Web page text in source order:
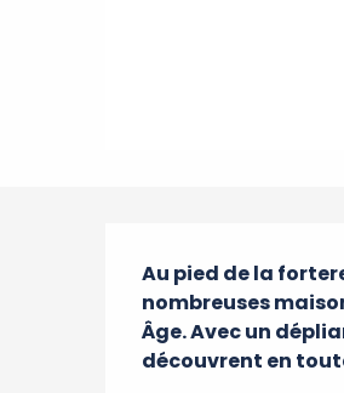
Au pied de la
nombreuses
Âge. Avec un
découvrent en